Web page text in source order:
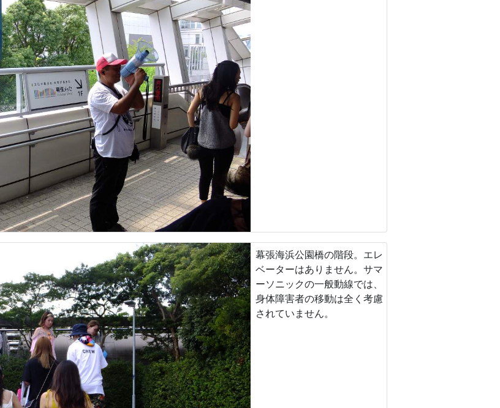
幕張海浜公園橋の階段。エレ
ベーターはありません。サマ
ーソニックの一般動線では、
身体障害者の移動は全く考慮
されていません。